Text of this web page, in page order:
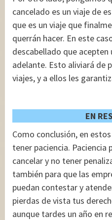
cancelado es un viaje de
que es un viaje que
querrán hacer. En este
descabellado que acepten
adelante. Esto aliviará de
viajes, y a ellos les
EN
Como conclusión, en
tener paciencia. Paciencia
cancelar y no tener
también para que las
puedan contestar y
pierdas de vista tus
aunque tardes un año en